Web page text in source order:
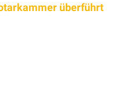
überführt